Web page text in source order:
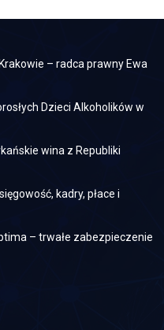
– radca prawny Ewa
Dzieci Alkoholików w
wina z Republiki
kadry, płace i
– trwałe zabezpieczenie